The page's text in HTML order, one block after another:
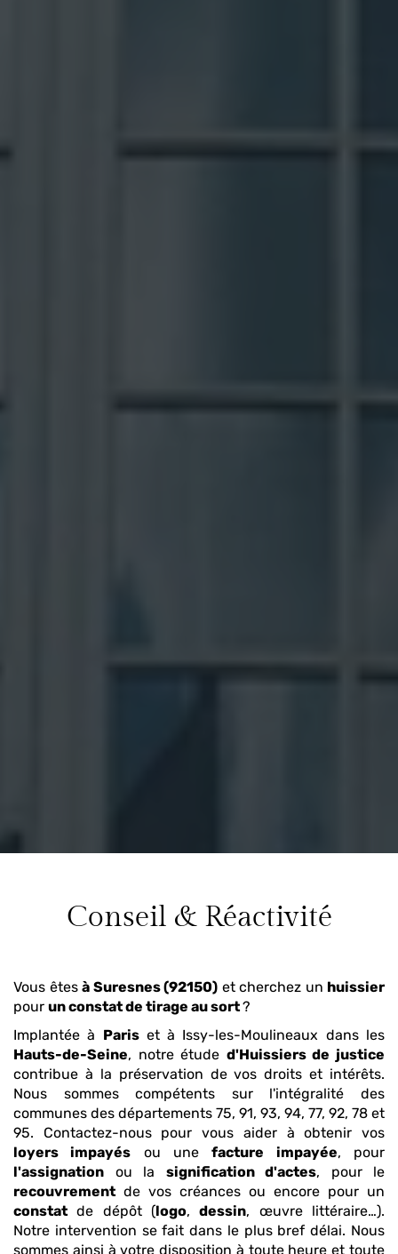
Conseil & Réactivité
Vous êtes à Suresnes (92150) et cherchez un huissier
pour un constat de tirage au sort?
Implantée à Pariset à Issy-les-Moulineaux dans les
Hauts-de-Seine, notre étude d'Huissiers de justice
contribue à la préservation de vos droits et intérêts.
Nous sommes compétents sur l'intégralité des
communes des départements 75, 91, 93, 94, 77, 92, 78 et
95. Contactez-nous pour vous aider à obtenir vos
loyers impayés ou unefacture impayée, pour
l'assignation ou la signification d'actes, pour le
recouvrement de vos créances ou encore pour un
constat de dépôt (logo,dessin, œuvre littéraire…).
Notre intervention se fait dans le plus bref délai. Nous
sommes ainsi à votre disposition à toute heure et toute